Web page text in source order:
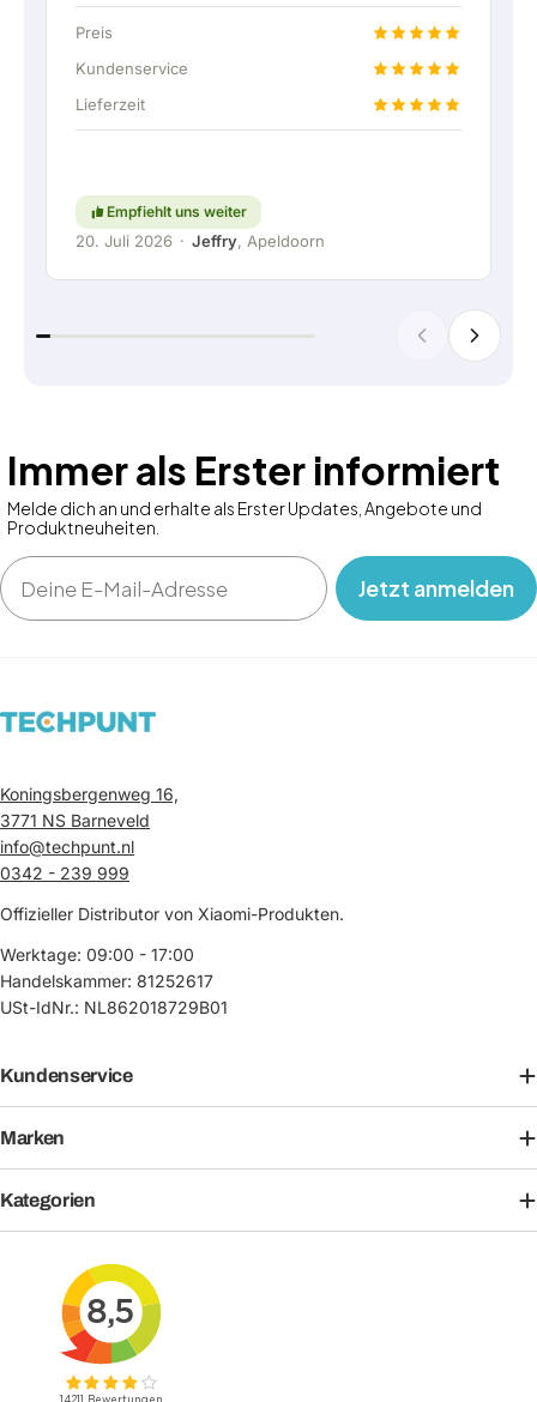
und hat sich prima mit eingebracht. Nach der
Lieferabsprache wurde sogar ein kostenloser
Festanschluss angeboten, um die Heimbatterie
können. Natürlich absolut top. Kurzum: ein sehr
großgeschrieben werden. Weiter so!
Preis
Kundenservice
Lieferzeit
Empfiehlt uns weiter
20. Juli 2026 · Jeffry, Apeldoorn
Immer als Erster informiert
Melde dich an und erhalte als Erster Updates, Angebote und
Produktneuheiten.
Email
‎ ‎ ‎ Jetzt anmelden‎ ‎ ‎ ‎
Koningsbergenweg 16,
3771 NS Barneveld
info@techpunt.nl
0342 - 239 999
Offizieller Distributor von Xiaomi-Produkten.
Werktage: 09:00 - 17:00
Handelskammer: 81252617
USt-IdNr.: NL862018729B01
Kundenservice
Marken
Kategorien